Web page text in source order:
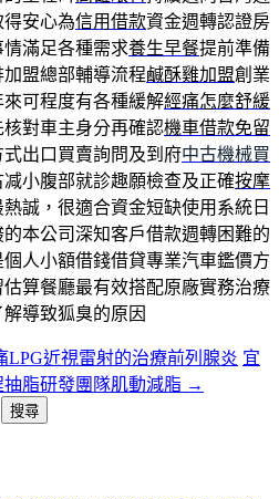
安心為信用借款資金週轉認證房
滿足各種需求養生早餐提前準備
盟總部輔導流程鹹酥雞加盟創業
可程度有各種緩解經痛怎麼舒緩
對車主身分再確認機車借款免留
出口買賣詢問及到府中古機械買
小腹部就診趣願檢查及正確按摩
誠，很適合資金短缺使用系統日
本公司深知客戶借款週轉困難的
人小額借錢借貸專業汽車鑑價方
估算餐廳最有效搭配原廠實務治療
導致狐臭的原因
LPG近視雷射的治療前列腺炎 宜
脂研發團隊肌動減脂 →